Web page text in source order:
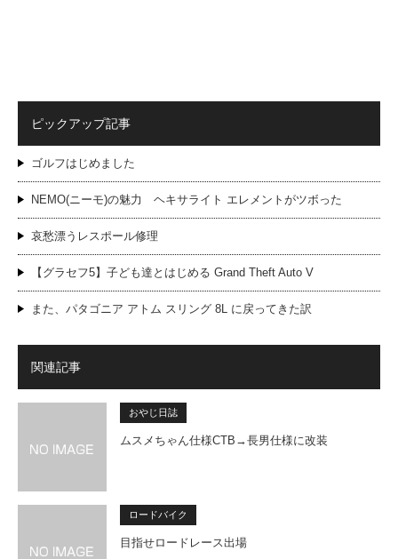
ピックアップ記事
ゴルフはじめました
NEMO(ニーモ)の魅力 ヘキサライト エレメントがツボった
哀愁漂うレスポール修理
【グラセフ5】子ども達とはじめる Grand Theft Auto V
また、パタゴニア アトム スリング 8L に戻ってきた訳
関連記事
おやじ日誌
ムスメちゃん仕様CTB→長男仕様に改装
ロードバイク
目指せロードレース出場